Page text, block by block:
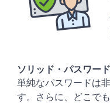
ソリッド・パスワー
単純なパスワードは
す。さらに、どこで